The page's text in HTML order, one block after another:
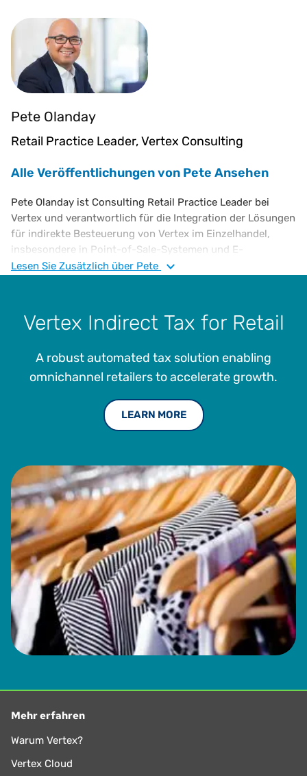
Pete Olanday
Retail Practice Leader, Vertex Consulting
Alle Veröffentlichungen von Pete Ansehen
Pete Olanday ist Consulting Retail Practice Leader bei
Vertex und verantwortlich für die Integration der Lösungen
für indirekte Besteuerung von Vertex im Einzelhandel,
insbesondere in Point-of-Sale-Systemen und E-
Commerce-Plattformen. Bevor er zu Vertex kam, arbeitete
Mellon University.
Lesen Sie Zusätzlich über Pete
Vertex Indirect Tax for Retail
A robust automated tax solution enabling
omnichannel retailers to accelerate growth.
LEARN MORE
Mehr erfahren
Warum Vertex?
Vertex Cloud